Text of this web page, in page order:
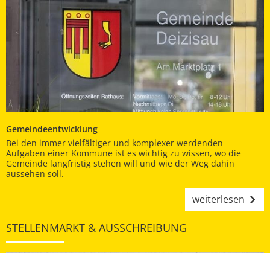
Gemeindeentwicklung
Bei den immer vielfältiger und komplexer werdenden
Aufgaben einer Kommune ist es wichtig zu wissen, wo die
Gemeinde langfristig stehen will und wie der Weg dahin
aussehen soll.
weiterlesen
STELLENMARKT & AUSSCHREIBUNG